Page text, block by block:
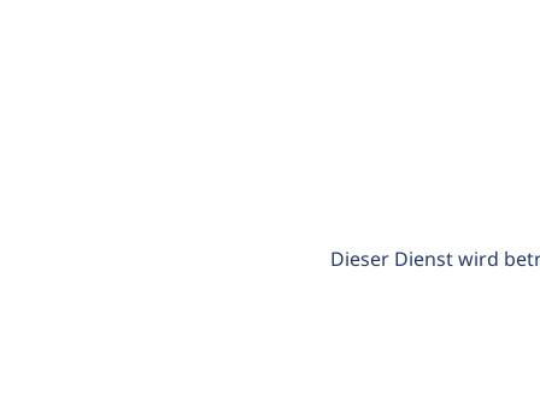
Dieser Dienst wird